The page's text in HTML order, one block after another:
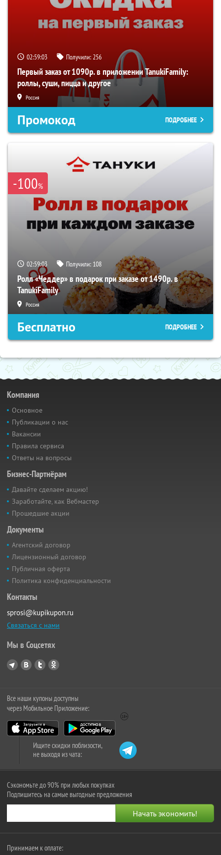
02:59:03 Получили:256
Первый заказ от 1090р. в приложении TanukiFamily:
роллы, суши, пицца и другое
Россия
Промокод ПОДРОБНЕЕ
-100%
02:59:03 Получили: 108
Ролл «Чеддер» в подарок при заказе от 1490р. в
TanukiFamily
Россия
Бесплатно ПОДРОБНЕЕ
Компания
Основное
Публикации о нас
Вакансии
Правила сервиса
Ответы на вопросы
Бизнес-Партнёрам
Давайте сделаем акцию!
Заработайте, как Вебмастер
Прошедшие акции
Документы
Агентский договор
Лицензионный договор
Публичная оферта
Политика конфиденциальности
Контакты
sprosi@kupikupon.ru
Связаться с нами
Мы в Соцсетях
Все наши купоны доступны
через Мобильное Приложение:
Ищите скидки поблизости,
не выходя из чата:
Сэкономьте до 90% при любых покупках
Подпишитесь на самые выгодные предложения
Принимаем к оплате: